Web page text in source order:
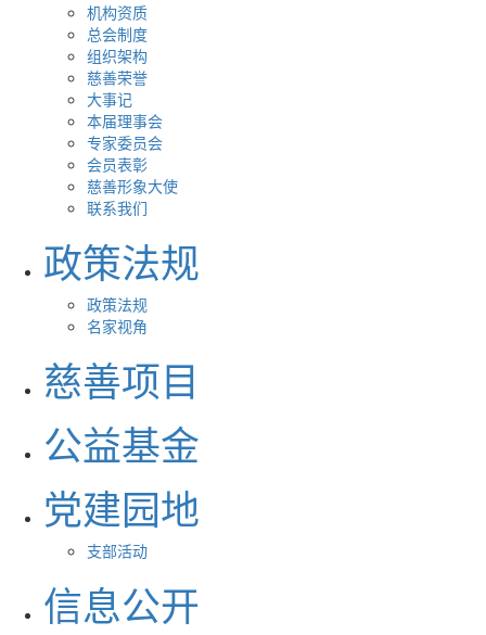
机构资质
总会制度
组织架构
慈善荣誉
大事记
本届理事会
专家委员会
会员表彰
慈善形象大使
联系我们
政策法规
政策法规
名家视角
慈善项目
公益基金
党建园地
支部活动
信息公开